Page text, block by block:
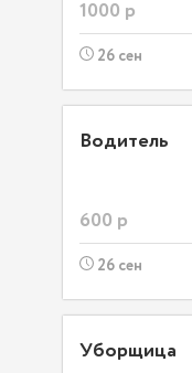
1000 р
26 сен
Водитель
600 р
26 сен
Уборщица